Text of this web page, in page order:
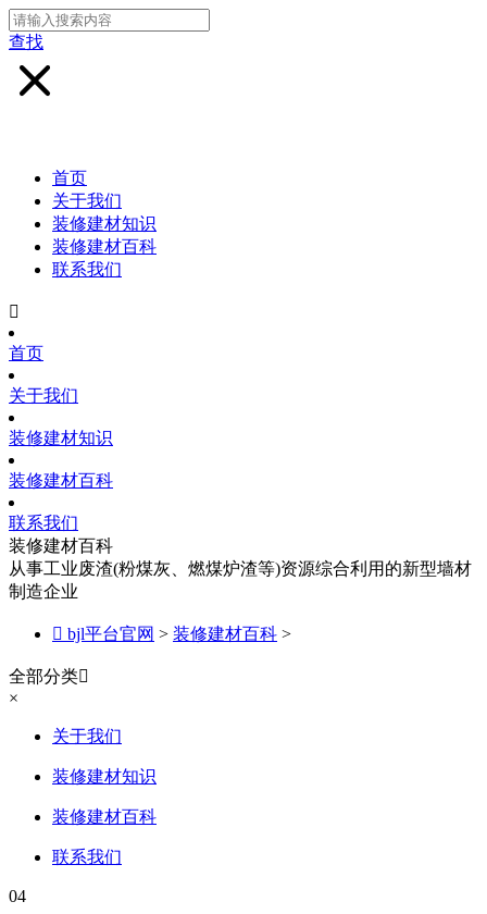
查找
首页
关于我们
装修建材知识
装修建材百科
联系我们

首页
关于我们
装修建材知识
装修建材百科
联系我们
装修建材百科
从事工业废渣(粉煤灰、燃煤炉渣等)资源综合利用的新型墙材
制造企业
 bjl平台官网 > 装修建材百科 >
全部分类
×
关于我们
装修建材知识
装修建材百科
联系我们
04